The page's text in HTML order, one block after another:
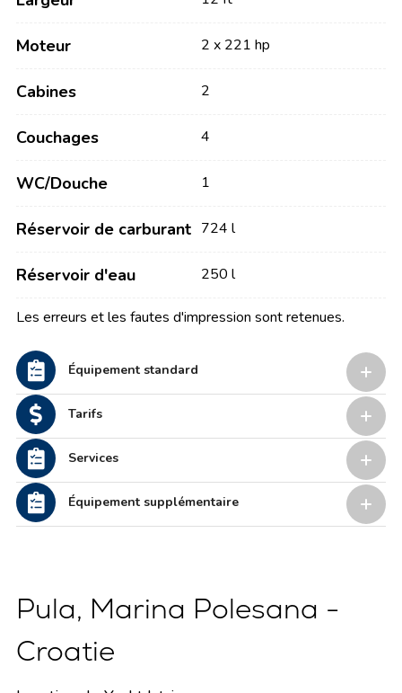
Moteur 2 x 221 hp
Cabines 2
Couchages 4
WC/Douche 1
Réservoir de carburant 724 l
Réservoir d'eau 250 l
Les erreurs et les fautes d'impression sont retenues.
Équipement standard
Tarifs
Services
Équipement supplémentaire
Pula, Marina Polesana -
Croatie